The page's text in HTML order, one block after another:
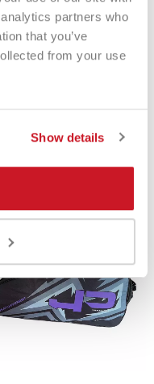
partners who
that you’ve
from your use
Show details
Quicksand Bag Luxury